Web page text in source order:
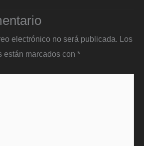
electrónico no será publicada.
Los
están marcados con *